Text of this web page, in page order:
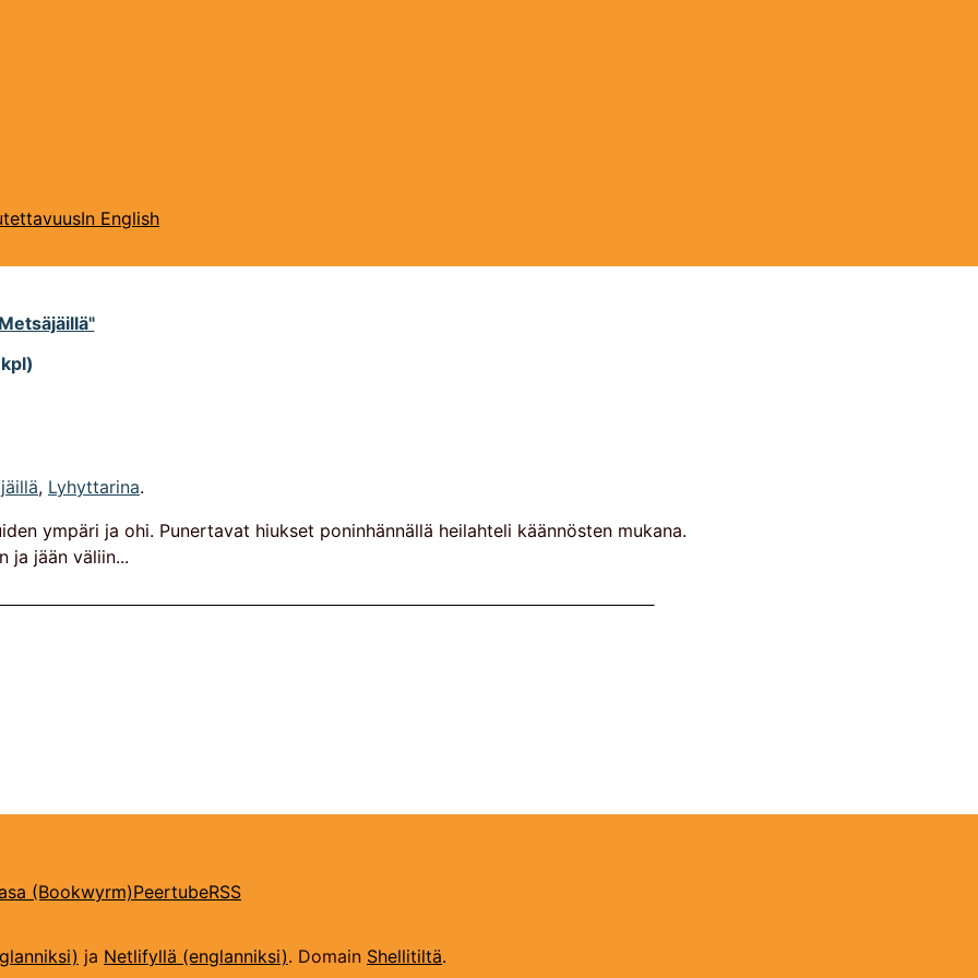
In English
, Lyhyttarina.
ympäri ja ohi. Punertavat hiukset poninhännällä heilahteli käännösten mukana.
ja jään väliin...
(Bookwyrm)PeertubeRSS
ja Netlifyllä (englanniksi). Domain Shellitiltä.